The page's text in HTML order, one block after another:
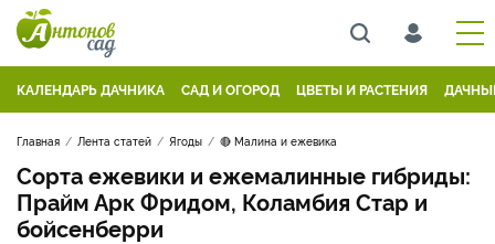
КАЛЕНДАРЬ ДАЧНИКА САД И ОГОРОД ЦВЕТЫ И РАСТЕНИЯ
Главная Лента статей Ягоды 🔴 Малина и ежевика
Сорта ежевики и ежемалинные гибриды:
Прайм Арк Фридом, Коламбия Стар и
бойсенберри